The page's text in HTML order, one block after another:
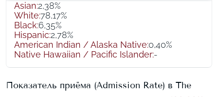
Asian:2,38%
White:78,17%
Black:6,35%
Hispanic:2,78%
American Indian / Alaska Native:0,40%
Native Hawaiian / Pacific Islander:-
Показатель приёма (Admission Rate) в The